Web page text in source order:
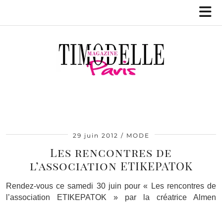
29 juin 2012 MODE
Les rencontres de
l’association ETIKEPATOK
Rendez-vous ce samedi 30 juin pour « Les rencontres de
l’association ETIKEPATOK » par la créatrice Almen